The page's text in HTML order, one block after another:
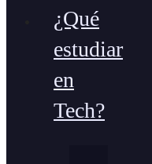
¿Qué
estudiar
en
Tech?